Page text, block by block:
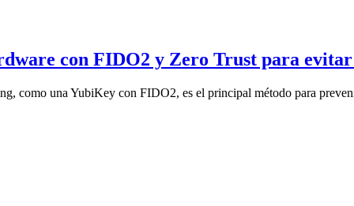
con FIDO2 y Zero Trust para
como una YubiKey con FIDO2, es el principal método para